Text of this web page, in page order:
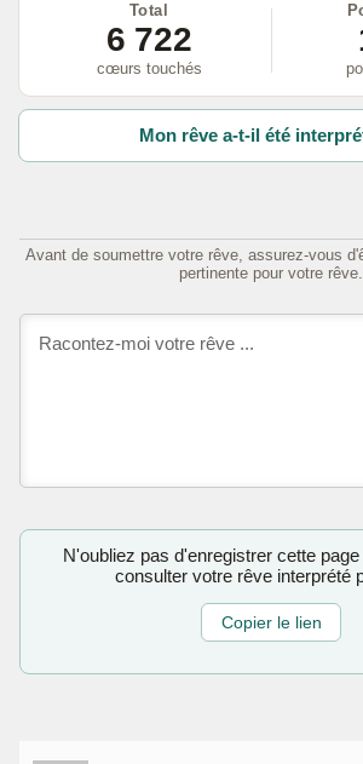
Total
6 722
cœurs touchés
Mon rêve a-t-il été
Avant de soumettre votre rêve, assurez-vous
pertinente pour votre rêve.
N'oubliez pas d'enregistrer cette
consulter votre rêve interprété
Copier le lien